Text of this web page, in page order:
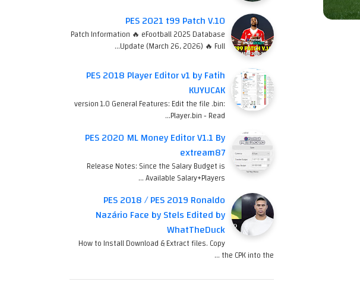
PES 2021 t99 Patch V.10
Patch Information 🔥 eFootball 2025 Database
Update (March 26, 2026) 🔥 Full…
PES 2018 Player Editor v1 by Fatih
KUYUCAK
version 1.0 General Features: Edit the file .bin:
Player.bin - Read…
PES 2020 ML Money Editor V1.1 By
extream87
Release Notes: Since the Salary Budget is
Available Salary+Players …
PES 2018 / PES 2019 Ronaldo
Nazário Face by Stels Edited by
WhatTheDuck
How to Install Download & Extract files. Copy
the CPK into the …